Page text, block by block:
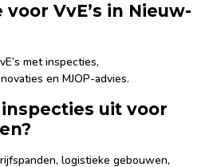
VvE’s in Nieuw-
met inspecties,
en MJOP-advies.
uit voor
logistieke gebouwen,